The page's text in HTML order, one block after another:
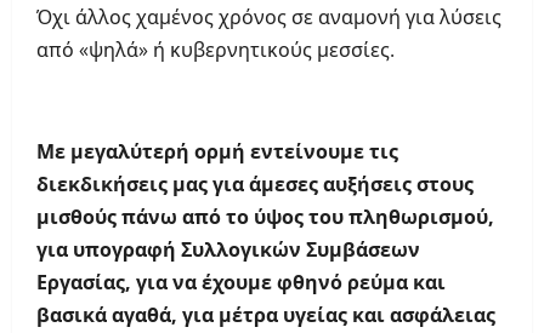
Όχι άλλος χαμένος χρόνος σε αναμονή για λύσεις
από «ψηλά» ή κυβερνητικούς μεσσίες.
Με μεγαλύτερή ορμή εντείνουμε τις
διεκδικήσεις μας για άμεσες αυξήσεις στους
μισθούς πάνω από το ύψος του πληθωρισμού,
για υπογραφή Συλλογικών Συμβάσεων
Εργασίας, για να έχουμε φθηνό ρεύμα και
βασικά αγαθά, για μέτρα υγείας και ασφάλειας